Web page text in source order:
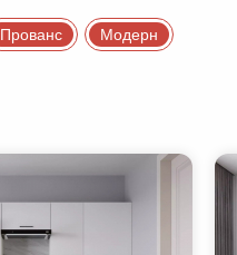
Прованс Модерн